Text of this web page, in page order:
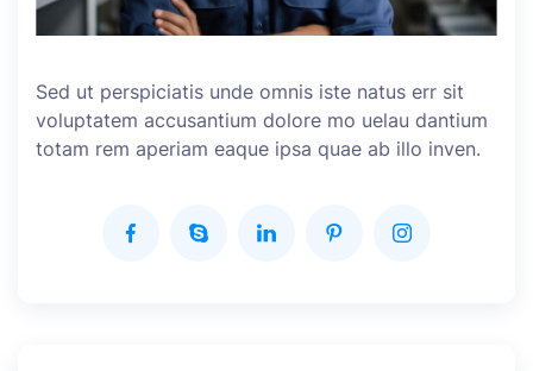
Sed ut perspiciatis unde omnis iste natus err sit
voluptatem accusantium dolore mo uelau dantium
totam rem aperiam eaque ipsa quae ab illo inven.